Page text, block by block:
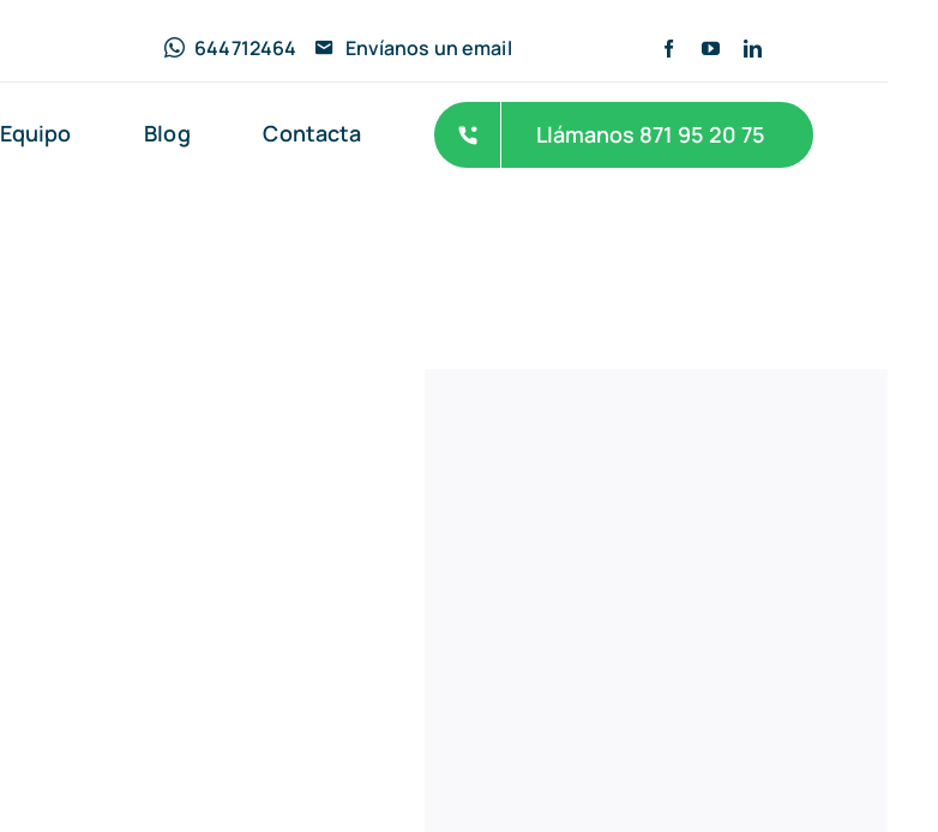
644712464 Envíanos un email
Equipo Blog Contacta Llámanos 871 95 20 75